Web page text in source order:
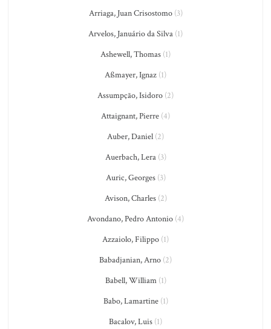
Arriaga, Juan Crisostomo(3)
Arvelos, Januário da Silva (1)
Ashewell, Thomas (1)
Aßmayer, Ignaz (1)
Assumpção, Isidoro (2)
Attaignant, Pierre (4)
Auber, Daniel (2)
Auerbach, Lera(3)
Auric, Georges(3)
Avison, Charles(2)
Avondano, Pedro Antonio (4)
Azzaiolo, Filippo (1)
Babadjanian, Arno (2)
Babell, William(1)
Babo, Lamartine(1)
Bacalov, Luis (1)